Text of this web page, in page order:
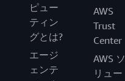
ピュー
ティン
グとは?
エージ
ェンテ
AWS
Trust
Center
AWS ソ
リュー